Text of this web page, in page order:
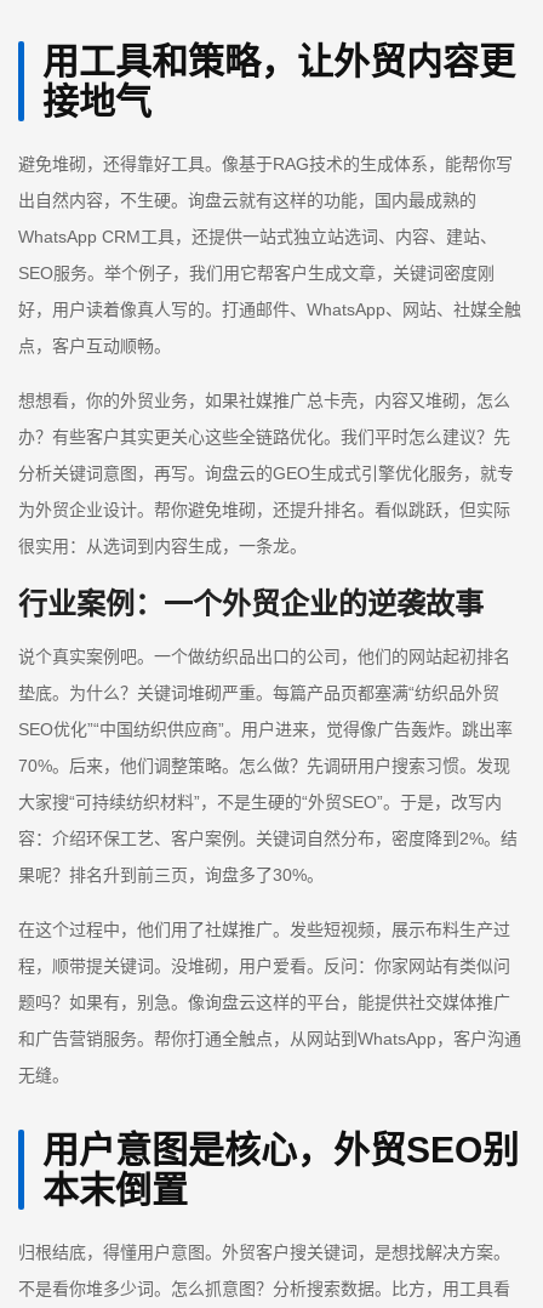
用工具和策略，让外贸内容更
接地气
避免堆砌，还得靠好工具。像基于RAG技术的生成体系，能帮你写
出自然内容，不生硬。询盘云就有这样的功能，国内最成熟的
WhatsApp CRM工具，还提供一站式独立站选词、内容、建站、
SEO服务。举个例子，我们用它帮客户生成文章，关键词密度刚
好，用户读着像真人写的。打通邮件、WhatsApp、网站、社媒全触
点，客户互动顺畅。
想想看，你的外贸业务，如果社媒推广总卡壳，内容又堆砌，怎么
办？有些客户其实更关心这些全链路优化。我们平时怎么建议？先
分析关键词意图，再写。询盘云的GEO生成式引擎优化服务，就专
为外贸企业设计。帮你避免堆砌，还提升排名。看似跳跃，但实际
很实用：从选词到内容生成，一条龙。
行业案例：一个外贸企业的逆袭故事
说个真实案例吧。一个做纺织品出口的公司，他们的网站起初排名
垫底。为什么？关键词堆砌严重。每篇产品页都塞满“纺织品外贸
SEO优化”“中国纺织供应商”。用户进来，觉得像广告轰炸。跳出率
70%。后来，他们调整策略。怎么做？先调研用户搜索习惯。发现
大家搜“可持续纺织材料”，不是生硬的“外贸SEO”。于是，改写内
容：介绍环保工艺、客户案例。关键词自然分布，密度降到2%。结
果呢？排名升到前三页，询盘多了30%。
在这个过程中，他们用了社媒推广。发些短视频，展示布料生产过
程，顺带提关键词。没堆砌，用户爱看。反问：你家网站有类似问
题吗？如果有，别急。像询盘云这样的平台，能提供社交媒体推广
和广告营销服务。帮你打通全触点，从网站到WhatsApp，客户沟通
无缝。
用户意图是核心，外贸SEO别
本末倒置
归根结底，得懂用户意图。外贸客户搜关键词，是想找解决方案。
不是看你堆多少词。怎么抓意图？分析搜索数据。比方，用工具看